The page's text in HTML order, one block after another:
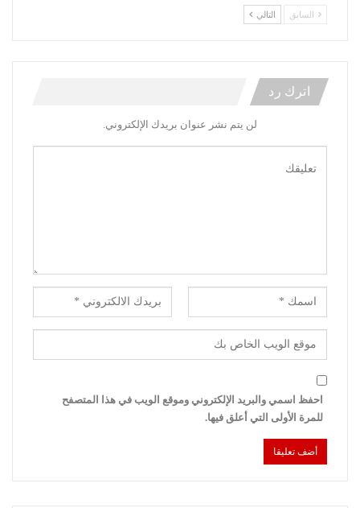
السابق التالي
اترك رد
لن يتم نشر عنوان بريدك الإلكتروني.
احفظ اسمي والبريد الإلكتروني وموقع الويب في هذا المتصفح
للمرة الأولى التي أعلق فيها.